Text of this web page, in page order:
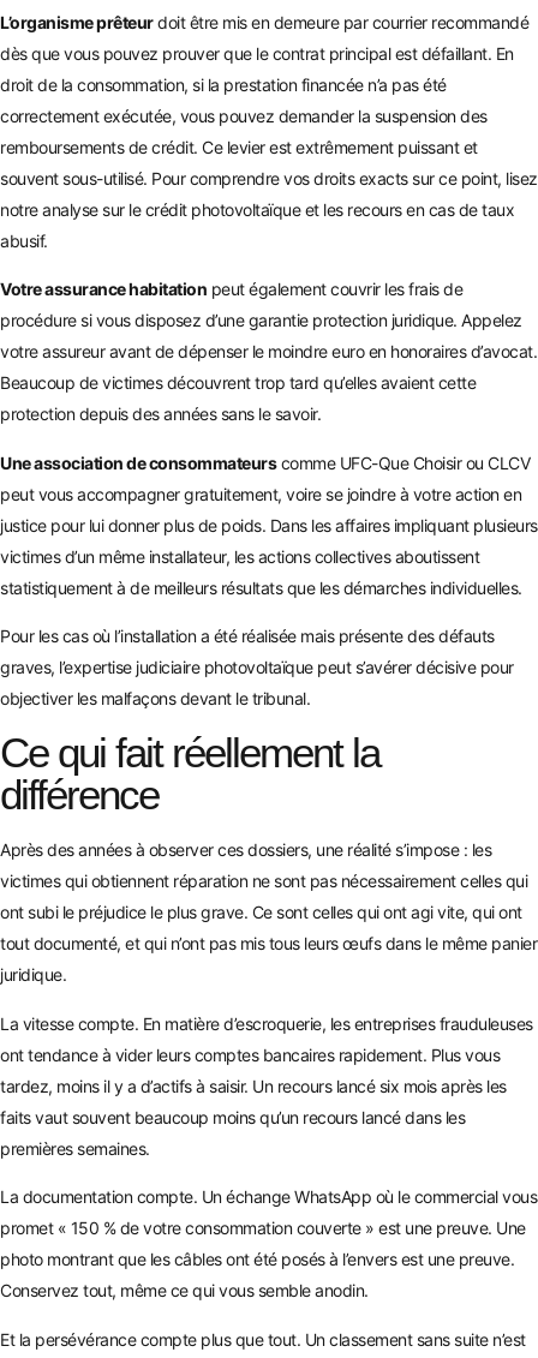
L’organisme prêteurdoit être mis en demeure par courrier recommandé
dès que vous pouvez prouver que le contrat principal est défaillant. En
droit de la consommation, si la prestation financée n’a pas été
correctement exécutée, vous pouvez demander la suspension des
remboursements de crédit. Ce levier est extrêmement puissant et
souvent sous-utilisé. Pour comprendre vos droits exacts sur ce point, lisez
notre analyse sur lecrédit photovoltaïque et les recours en cas de taux
abusif.
Votre assurance habitation peut également couvrir les frais de
procédure si vous disposez d’une garantie protection juridique. Appelez
votre assureur avant de dépenser le moindre euro en honoraires d’avocat.
Beaucoup de victimes découvrent trop tard qu’elles avaient cette
protection depuis des années sans le savoir.
Une association de consommateurscomme UFC-Que Choisir ou CLCV
peut vous accompagner gratuitement, voire se joindre à votre action en
justice pour lui donner plus de poids. Dans les affaires impliquant plusieurs
victimes d’un même installateur, les actions collectives aboutissent
statistiquement à de meilleurs résultats que les démarches individuelles.
Pour les cas où l’installation a été réalisée mais présente des défauts
graves, l’expertise judiciaire photovoltaïquepeut s’avérer décisive pour
objectiver les malfaçons devant le tribunal.
Ce qui fait réellement la
différence
Après des années à observer ces dossiers, une réalité s’impose : les
victimes qui obtiennent réparation ne sont pas nécessairement celles qui
ont subi le préjudice le plus grave. Ce sont celles qui ont agi vite, qui ont
tout documenté, et qui n’ont pas mis tous leurs œufs dans le même panier
juridique.
La vitesse compte. En matière d’escroquerie, les entreprises frauduleuses
ont tendance à vider leurs comptes bancaires rapidement. Plus vous
tardez, moins il y a d’actifs à saisir. Un recours lancé six mois après les
faits vaut souvent beaucoup moins qu’un recours lancé dans les
premières semaines.
La documentation compte. Un échange WhatsApp où le commercial vous
promet « 150 % de votre consommation couverte » est une preuve. Une
photo montrant que les câbles ont été posés à l’envers est une preuve.
Conservez tout, même ce qui vous semble anodin.
Et la persévérance compte plus que tout. Un classement sans suite n’est